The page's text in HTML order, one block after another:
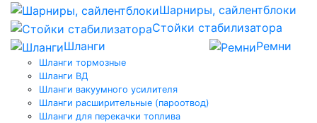
Шарниры, сайлентблоки
Стойки стабилизатора
Шланги
Шланги тормозные
Шланги ВД
Шланги вакуумного усилителя
Шланги расширительные (пароотвод)
Шланги для перекачки топлива
Ремни